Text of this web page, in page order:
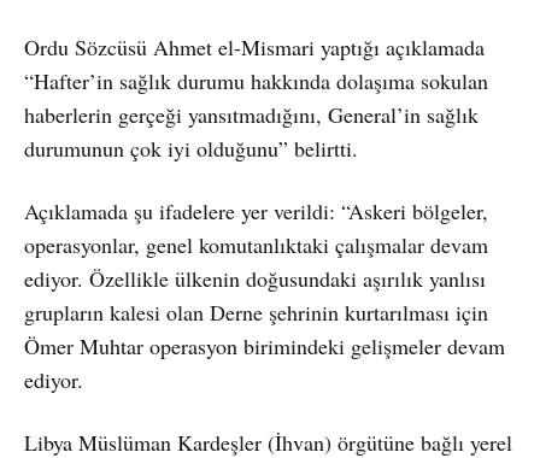
Ordu Sözcüsü Ahmet el-Mismari yaptığı açıklamada
“Hafter’in sağlık durumu hakkında dolaşıma sokulan
haberlerin gerçeği yansıtmadığını, General’in sağlık
durumunun çok iyi olduğunu” belirtti.
Açıklamada şu ifadelere yer verildi: “Askeri bölgeler,
operasyonlar, genel komutanlıktaki çalışmalar devam
ediyor. Özellikle ülkenin doğusundaki aşırılık yanlısı
grupların kalesi olan Derne şehrinin kurtarılması için
Ömer Muhtar operasyon birimindeki gelişmeler devam
ediyor.
Libya Müslüman Kardeşler (İhvan) örgütüne bağlı yerel